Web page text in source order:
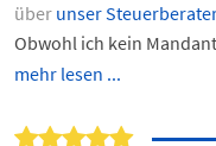
über unser
Obwohl ich kein
mehr lesen ...